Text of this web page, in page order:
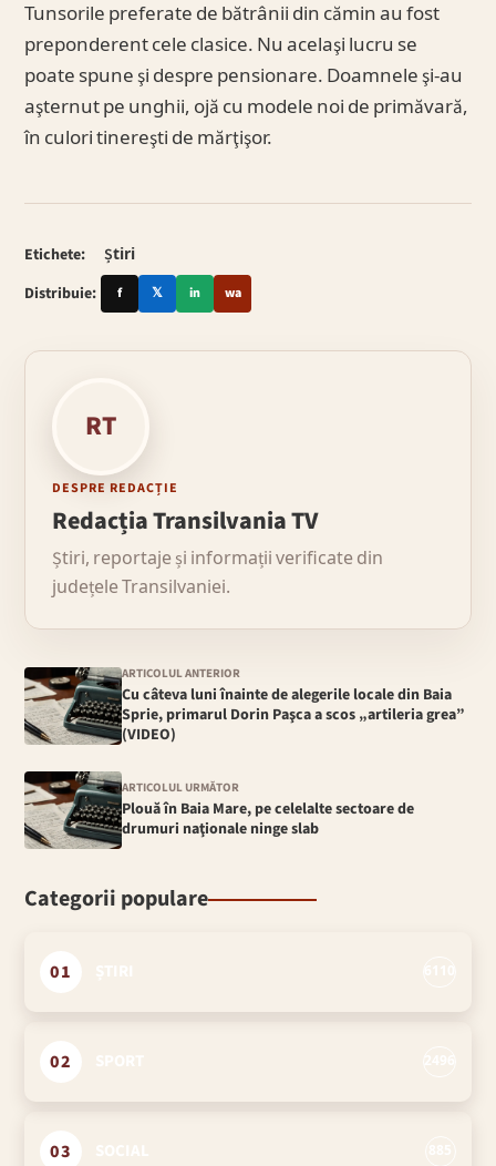
Tunsorile preferate de bătrânii din cămin au fost
preponderent cele clasice. Nu acelaşi lucru se
poate spune şi despre pensionare. Doamnele şi-au
aşternut pe unghii, ojă cu modele noi de primăvară,
în culori tinereşti de mărţişor.
Etichete:
Știri
Distribuie:
f 𝕏 in wa
RT
DESPRE REDACȚIE
Redacția Transilvania TV
Știri, reportaje și informații verificate din
județele Transilvaniei.
ARTICOLUL ANTERIOR
Cu câteva luni înainte de alegerile locale din Baia
Sprie, primarul Dorin Paşca a scos „artileria grea”
(VIDEO)
ARTICOLUL URMĂTOR
Plouă în Baia Mare, pe celelalte sectoare de
drumuri naţionale ninge slab
Categorii populare
01
02
03